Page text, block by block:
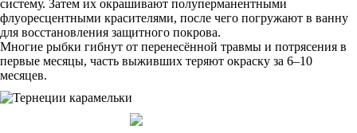
систему. Затем их окрашивают полуперманентными
флуоресцентными красителями, после чего погружают в ванну
для восстановления защитного покрова.
Многие рыбки гибнут от перенесённой травмы и потрясения в
первые месяцы, часть выживших теряют окраску за 6–10
месяцев.